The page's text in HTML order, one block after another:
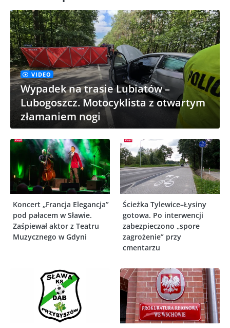
VIDEO
Wypadek na trasie Lubiatów –
Lubogoszcz. Motocyklista z otwartym
złamaniem nogi
Koncert „Francja Elegancja”
pod pałacem w Sławie.
Zaśpiewał aktor z Teatru
Muzycznego w Gdyni
Ścieżka Tylewice–Łysiny
gotowa. Po interwencji
zabezpieczono „spore
zagrożenie” przy
cmentarzu